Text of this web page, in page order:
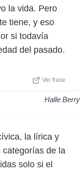
la vida. Pero
tiene, y eso
si todavía
del pasado.
Ver frase
Halle Berry
la lírica y
categorías de la
solo si el